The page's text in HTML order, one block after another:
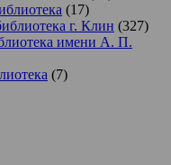
(17)
г. Клин (327)
имени А. П.
(7)